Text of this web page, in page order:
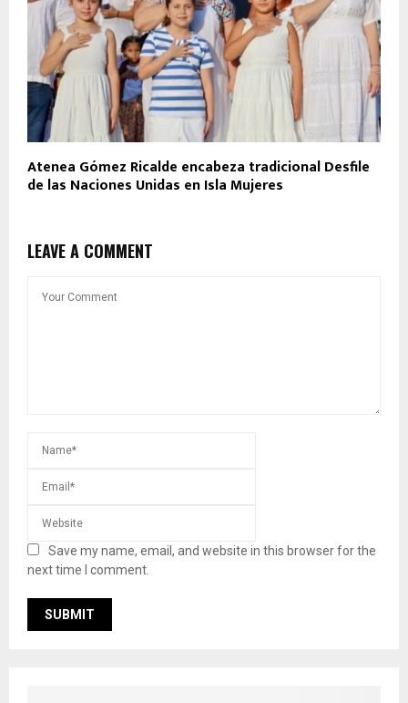
Atenea Gómez Ricalde encabeza tradicional Desfile
de las Naciones Unidas en Isla Mujeres
LEAVE A COMMENT
Save my name, email, and website in this browser for the
next time I comment.